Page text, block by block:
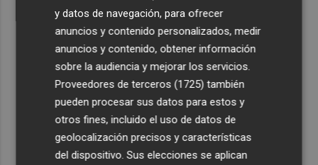
y datos de navegación, para ofrecer
anuncios y contenido personalizados, medir
anuncios y contenido, obtener información
sobre la audiencia y mejorar los servicios.
Proveedores de terceros (1725) también
pueden procesar sus datos para estos y
otros fines, incluido el uso de datos de
geolocalización precisos y características
del dispositivo. Sus elecciones se aplican